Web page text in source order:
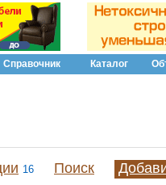
Справочник Каталог
16 Поиск